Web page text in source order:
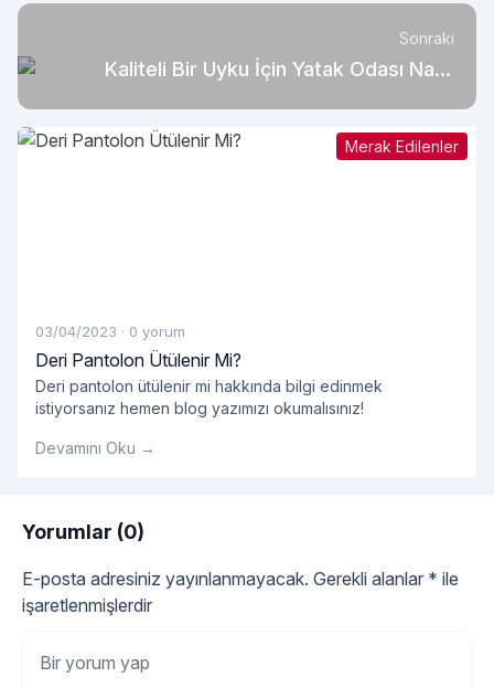
Sonraki
Kaliteli Bir Uyku İçin Yatak Odası Nasıl
Merak Edilenler
03/04/2023 · 0 yorum
Deri Pantolon Ütülenir Mi?
Deri pantolon ütülenir mi hakkında bilgi edinmek
istiyorsanız hemen blog yazımızı okumalısınız!
Devamını Oku →
Yorumlar (0)
E-posta adresiniz yayınlanmayacak. Gerekli alanlar * ile
işaretlenmişlerdir